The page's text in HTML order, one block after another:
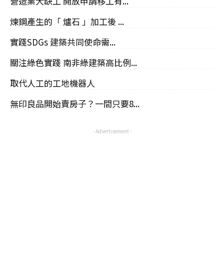
煉鋼產生的「 爐石 」加工後 ...
實踐SDGs 建築共同使命需...
關注綠色實踐 南非綠建築高比例...
取代人工的工地機器人
無印良品開始賣房子？一間只要8...
- Advertisement -